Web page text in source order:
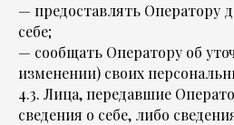
— предоставлять Оператору
себе;
— сообщать Оператору об
изменении) своих
4.3. Лица, передавшие
сведения о себе, либо